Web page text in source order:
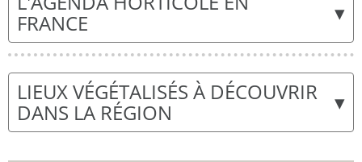
▾
FRANCE
▾
LIEUX VÉGÉTALISÉS À DÉCOUVRIR
DANS LA RÉGION